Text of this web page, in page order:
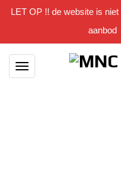
LET OP !! de website is
aanbod
Toggle